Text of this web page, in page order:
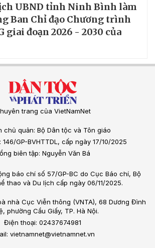
UBND tỉnh Ninh Bình làm
Ban Chỉ đạo Chương trình
giai đoạn 2026 - 2030 của
trang của VietNamNet
chủ quản: Bộ Dân tộc và Tôn giáo
146/GP-BVHTTDL, cấp ngày 17/10/2025
biên tập: Nguyễn Văn Bá
báo chí số 57/GP-BC do Cục Báo chí, Bộ
thao và Du lịch cấp ngày 06/11/2025.
nhà Cục Viễn thông (VNTA), 68 Dương Đình
phường Cầu Giấy, TP. Hà Nội.
Điện thoại: 02437674981
vietnamnet@vietnamnet.vn